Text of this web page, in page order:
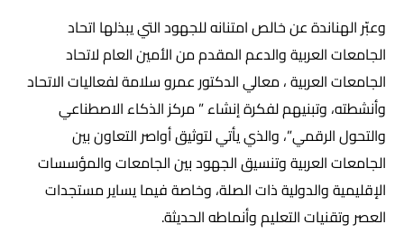
وعبّر الهناندة عن خالص امتنانه للجهود التي يبذلها اتحاد
الجامعات العربية والدعم المقدم من الأمين العام لاتحاد
الجامعات العربية ، معالي الدكتور عمرو سلامة لفعاليات الاتحاد
وأنشطته، وتبنيهم لفكرة إنشاء ” مركز الذكاء الاصطناعي
والتحول الرقمي”، والذي يأتي لتوثيق أواصر التعاون بين
الجامعات العربية وتنسيق الجهود بين الجامعات والمؤسسات
الإقليمية والدولية ذات الصلة، وخاصة فيما يساير مستجدات
العصر وتقنيات التعليم وأنماطه الحديثة.